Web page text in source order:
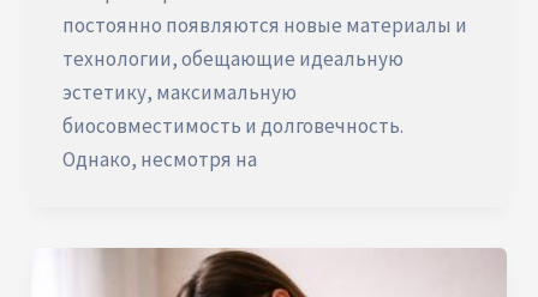
постоянно появляются новые материалы и
технологии, обещающие идеальную
эстетику, максимальную
биосовместимость и долговечность.
Однако, несмотря на